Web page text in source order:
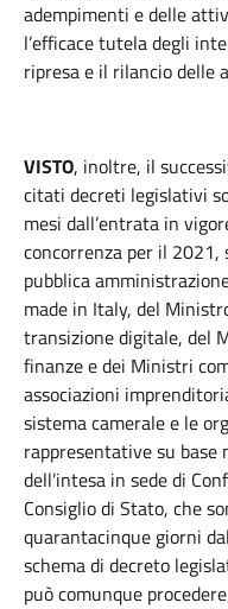
adempimenti e delle
l’efficace tutela degli
ripresa e il rilancio delle
VISTO, inoltre, il
citati decreti legislativi
mesi dall’entrata in
concorrenza per il
pubblica
made in Italy, del
transizione digitale, del
finanze e dei Ministri
associazioni
sistema camerale e le
rappresentative su base
dell’intesa in sede di
Consiglio di Stato, che
quarantacinque giorni
schema di decreto
può comunque